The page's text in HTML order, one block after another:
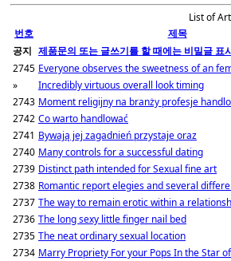
List of
번호
제목
공지 제품문의 또는 글쓰기를 할 때에는 비밀글 표
2745 Everyone observes the sweetness of an
»
Incredibly virtuous overall look timing
2743 Moment religijny na branży profesje
2742 Co warto handlować
2741 Bywają jej zagadnień przystaje oraz
2740 Many controls for a successful dating
2739 Distinct path intended for Sexual fine art
2738 Romantic report elegies and several
2737 The way to remain erotic within a
2736 The long sexy little finger nail bed
2735 The neat ordinary sexual location
2734 Marry Propriety For your Pops In the Star